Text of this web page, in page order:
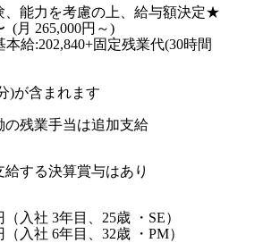
能力を考慮の上、給与額決定★
(月 265,000円～)
給:202,840+固定残業代(30時間
)が含まれます
残業手当は追加支給
給する決算賞与はあり
入社 3年目、25歳 ・SE）
入社 6年目、32歳 ・PM）